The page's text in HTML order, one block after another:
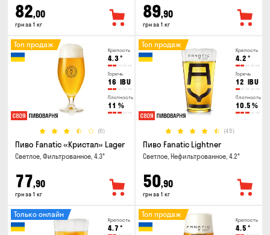
82,00
грн за 1 кг
89,90
грн за 1 кг
Крепость
4.3°
Горечь
16 IBU
Плотность
11 %
(6)
Топ продаж
Пиво Fanatic «Кристал» Lager
Светлое, Фильтрованное, 4.3°
77,90
грн за 1 кг
Крепость
4.2 °
Горечь
12 IBU
Плотность
10.5 %
(45)
Топ продаж
Пиво Fanatic Lightner
Светлое, Нефильтрованное, 4.2°
50,90
грн за 1 кг
Крепость
4.7 °
Только онлайн
Крепость
4.5 °
Топ продаж